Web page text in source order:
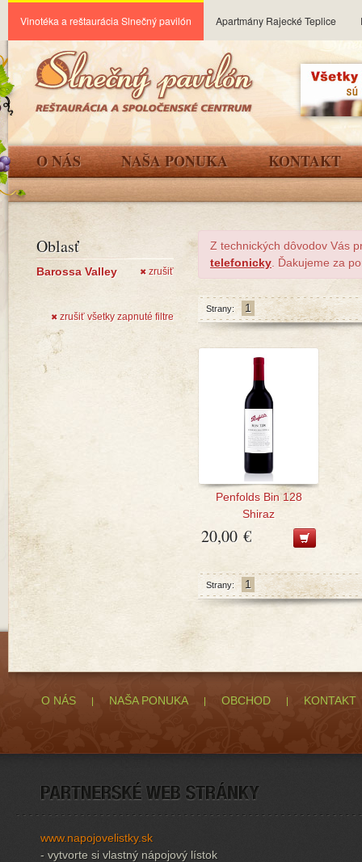
Vinotéka a reštaurácia Slnečný pavilón Apartmány Rajecké Teplice
O NÁS NAŠA PONUKA KONTAKT
Oblasť
Barossa Valley ✖ zrušiť
✖ zrušiť všetky zapnuté filtre
Z technických dôvodov Vás
telefonicky . Ďakujeme za
Strany: 1
Penfolds Bin 128
Shiraz
20,00 €
Strany: 1
O NÁS NAŠA PONUKA OBCHOD KONTAKT
www.napojovelistky.sk
- vytvorte si vlastný nápojový lístok